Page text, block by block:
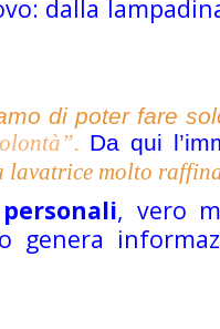
dalla
di poter fare
Da qui
molto
, vero
genera